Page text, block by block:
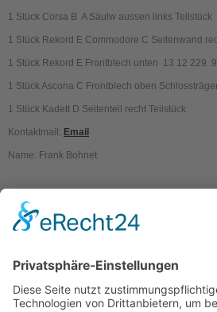
1 Stück Corsa B A Säulw aussen links
1 Stück Rekord E Commodore C Seitenwand
1 Stück Rekord E Frontblech unten 13 12 229
1 Stück Ascona C Frontblech oben
1 Stück Kadett D Seitenteil recht Teilstück
Kontaktmail: Email
Name: Frank Bohnet
Kontakt
Mitgliederbereich